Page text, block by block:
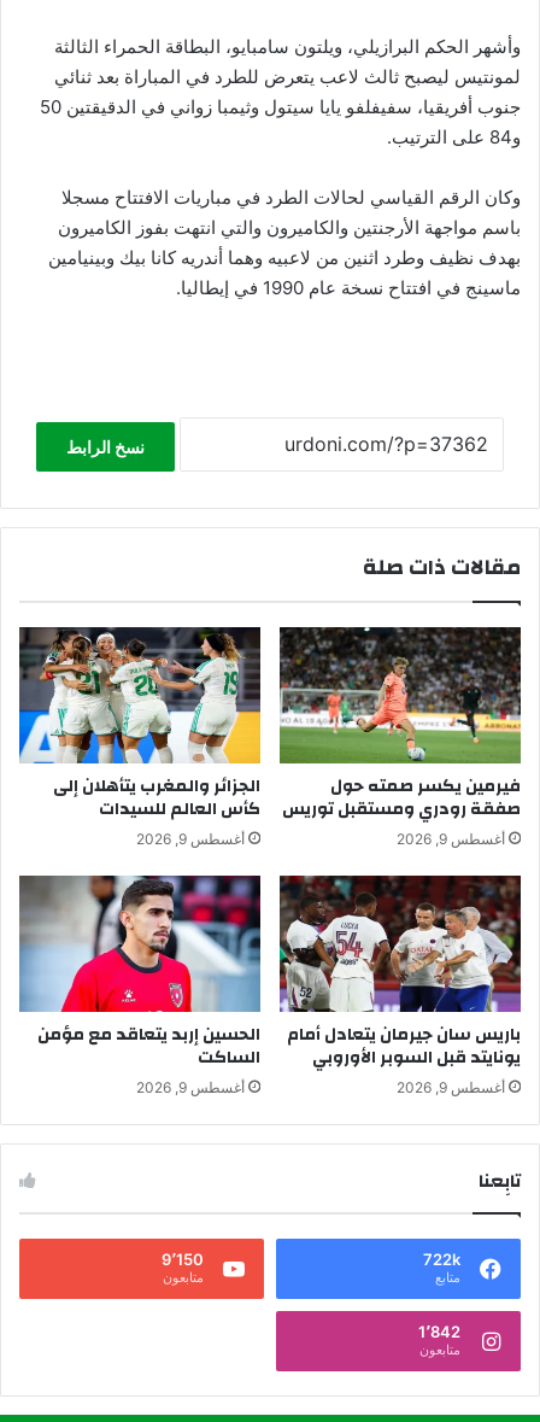
وأشهر الحكم البرازيلي، ويلتون سامبايو، البطاقة الحمراء الثالثة
لمونتيس ليصبح ثالث لاعب يتعرض للطرد في المباراة بعد ثنائي
جنوب أفريقيا، سفيفلفو يايا سيتول وثيمبا زواني في الدقيقتين 50
و84 على الترتيب.
وكان الرقم القياسي لحالات الطرد في مباريات الافتتاح مسجلا
باسم مواجهة الأرجنتين والكاميرون والتي انتهت بفوز الكاميرون
بهدف نظيف وطرد اثنين من لاعبيه وهما أندريه كانا بيك وبينيامين
ماسينج في افتتاح نسخة عام 1990 في إيطاليا.
نسخ الرابط
مقالات ذات صلة
فيرمين يكسر صمته حول
صفقة رودري ومستقبل توريس
أغسطس 9, 2026
الجزائر والمغرب يتأهلان إلى
كأس العالم للسيدات
أغسطس 9, 2026
باريس سان جيرمان يتعادل أمام
يونايتد قبل السوبر الأوروبي
أغسطس 9, 2026
الحسين إربد يتعاقد مع مؤمن
الساكت
أغسطس 9, 2026
تابِعنا
722k
متابع
9٬150
متابعون
1٬842
متابعون